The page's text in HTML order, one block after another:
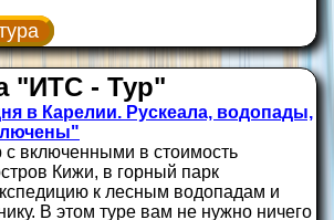
"ИТС - Тур"
в Карелии. Рускеала, водопады,
с включенными в стоимость
Кижи, в горный парк
к лесным водопадам и
В этом туре вам не нужно ничего